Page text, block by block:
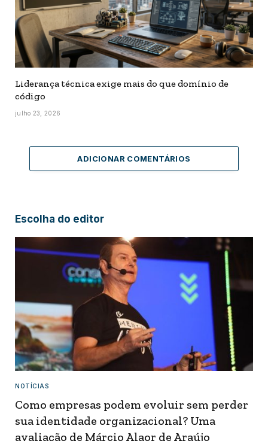
Liderança técnica exige mais do que domínio de
código
julho 23, 2026
ADICIONAR COMENTÁRIOS
Escolha do editor
NOTÍCIAS
Como empresas podem evoluir sem perder
sua identidade organizacional? Uma
avaliação de Márcio Alaor de Araújo